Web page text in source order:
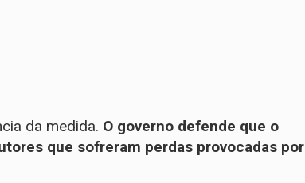
da medida. O governo defende que o
que sofreram perdas provocadas por